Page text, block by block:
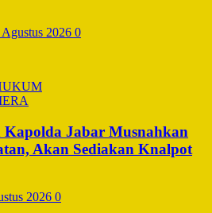
Agustus 2026 0
Jabar Musnahkan
Akan Sediakan Knalpot
2026 0